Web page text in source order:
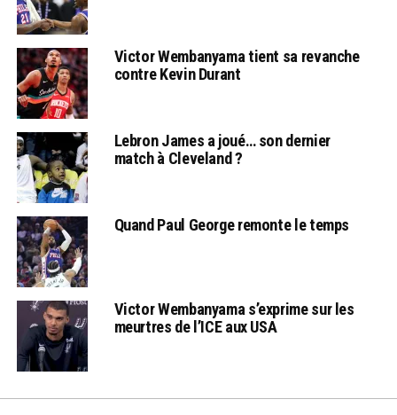
Victor Wembanyama tient sa revanche
contre Kevin Durant
Lebron James a joué… son dernier
match à Cleveland ?
Quand Paul George remonte le temps
Victor Wembanyama s’exprime sur les
meurtres de l’ICE aux USA